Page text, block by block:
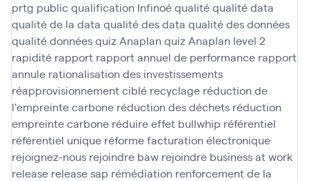
prtg public qualification Infinoéqualitéqualité data
qualité de la data qualité des data qualité des données
qualité donnéesquiz Anaplan quiz Anaplan level 2
rapidité rapport rapport annuel de performance rapport
annule rationalisation des investissements
réapprovisionnement ciblé recyclage réduction de
l'empreinte carbone réduction des déchets réduction
empreinte carbone réduire effet bullwhip référentiel
référentiel unique réforme facturation électronique
rejoignez-nous rejoindre baw rejoindre business at work
release release sap rémédiation renforcement de la